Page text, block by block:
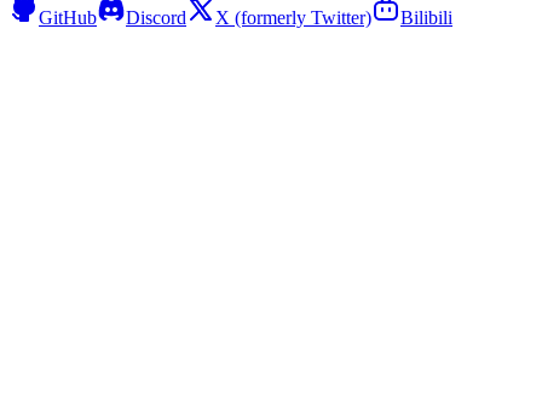
GitHub
Discord X (formerly Twitter) Bilibili